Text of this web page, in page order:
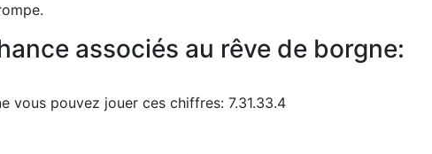
associés au rêve de borgne:
vous pouvez jouer ces chiffres: 7.31.33.4